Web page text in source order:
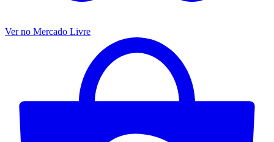
Ver no Mercado Livre